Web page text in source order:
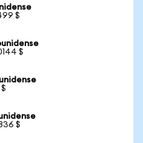
$
$
$